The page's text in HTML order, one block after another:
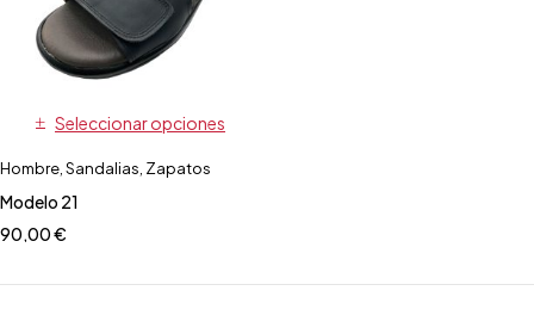
Seleccionar opciones
Hombre Sandalias Zapatos
Modelo 21
90,00€